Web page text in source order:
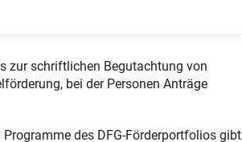
zur schriftlichen Begutachtung von
bei der Personen Anträge
des DFG-Förderportfolios gibt